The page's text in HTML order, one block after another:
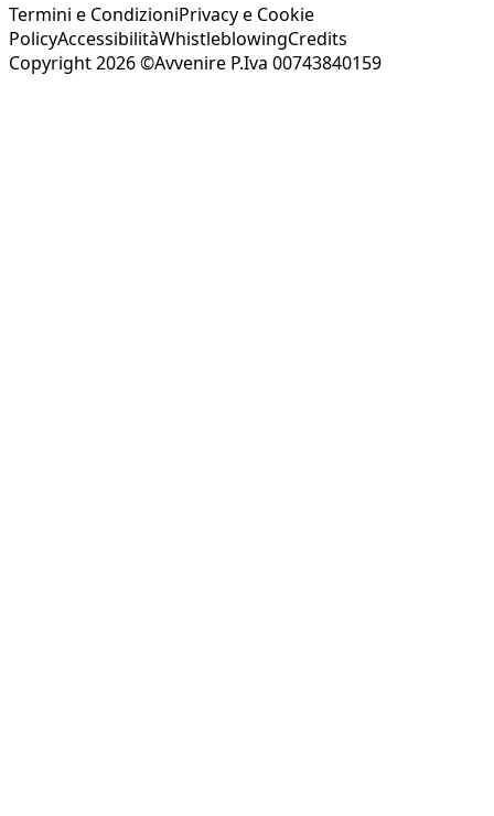
Termini e CondizioniPrivacy e Cookie
PolicyAccessibilitàWhistleblowingCredits
Copyright 2026 ©Avvenire P.Iva 00743840159